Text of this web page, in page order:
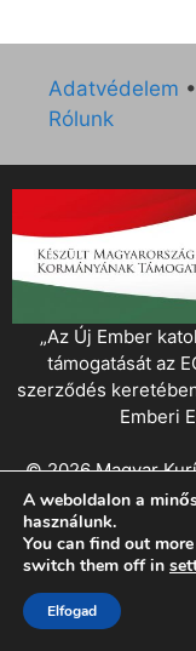
Adatvédelem •
Rólunk
„Az Új Ember
támogatását az
szerződés
Emberi
© 2026 Magyar
A weboldalon a
használunk.
You can find out
switch them off in
Elfogad